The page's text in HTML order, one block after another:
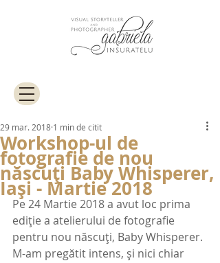
Workshop-ul de
fotografie de nou
născuți Baby Whisperer,
Iași - Martie 2018
29 mar. 2018 1 min de citit
Pe 24 Martie 2018 a avut loc prima
ediție a atelierului de fotografie
pentru nou născuți, Baby Whisperer.
M-am pregătit intens, și nici chiar